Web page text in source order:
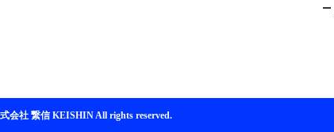
会社 繋信 KEISHIN All rights reserved.